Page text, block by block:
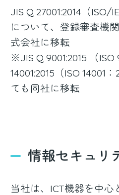
JIS Q 27001:2014（ISO/
について、登録審査機
式会社に移転
※JIS Q 9001:2015 （ISO
14001:2015（ISO 14001
ても同社に移転
情報セキュリ
当社は、ICT機器を中心